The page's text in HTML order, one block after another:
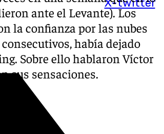
ante el Levante). Los
la confianza por las nubes
consecutivos, había dejado
Sobre ello hablaron Víctor
sus sensaciones.